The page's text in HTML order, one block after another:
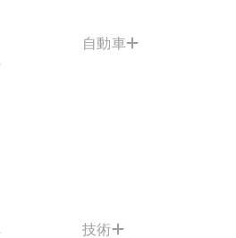
自動車
技術